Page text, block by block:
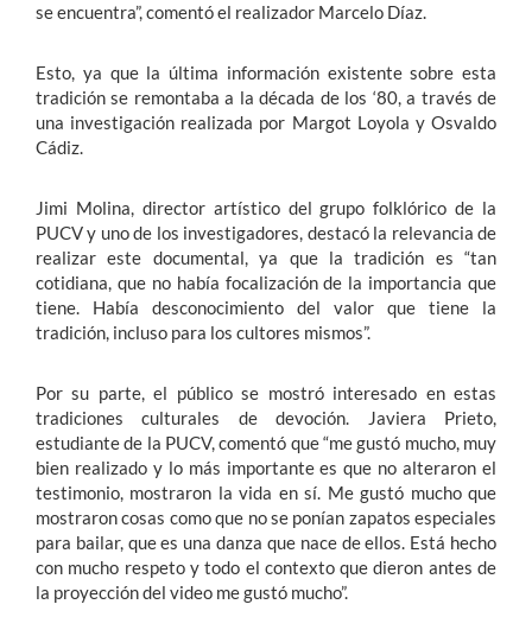
se encuentra”, comentó el realizador Marcelo Díaz.
Esto, ya que la última información existente sobre esta
tradición se remontaba a la década de los ‘80, a través de
una investigación realizada por Margot Loyola y Osvaldo
Cádiz.
Jimi Molina, director artístico del grupo folklórico de la
PUCV y uno de los investigadores, destacó la relevancia de
realizar este documental, ya que la tradición es “tan
cotidiana, que no había focalización de la importancia que
tiene. Había desconocimiento del valor que tiene la
tradición, incluso para los cultores mismos”.
Por su parte, el público se mostró interesado en estas
tradiciones culturales de devoción. Javiera Prieto,
estudiante de la PUCV, comentó que “me gustó mucho, muy
bien realizado y lo más importante es que no alteraron el
testimonio, mostraron la vida en sí. Me gustó mucho que
mostraron cosas como que no se ponían zapatos especiales
para bailar, que es una danza que nace de ellos. Está hecho
con mucho respeto y todo el contexto que dieron antes de
la proyección del video me gustó mucho”.